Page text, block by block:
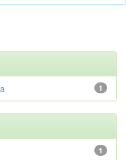
1
1